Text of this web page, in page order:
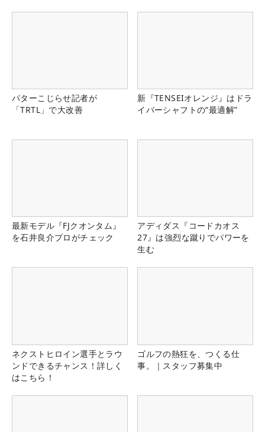
パターこじらせ記者が
「TRTL」で大改善
新『TENSEIオレンジ』はドラ
イバーシャフトの“最適解”
最新モデル『FJクオンタム』
を石井良介プロがチェック
アディダス『コードカオス
27』は強烈な蹴りでパワーを
生む
ネクストヒロイン選手とラウ
ンドできるチャンス！詳しく
はこちら！
ゴルフの熱狂を、つくる仕
事。｜スタッフ募集中